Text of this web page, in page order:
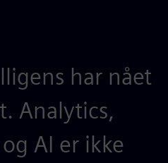
har nået
Analytics,
AI er ikke